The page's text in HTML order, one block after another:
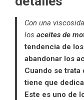
Con una
los aceites de
tendencia de
abandonar los
Cuando se
tiene que
Este es uno de